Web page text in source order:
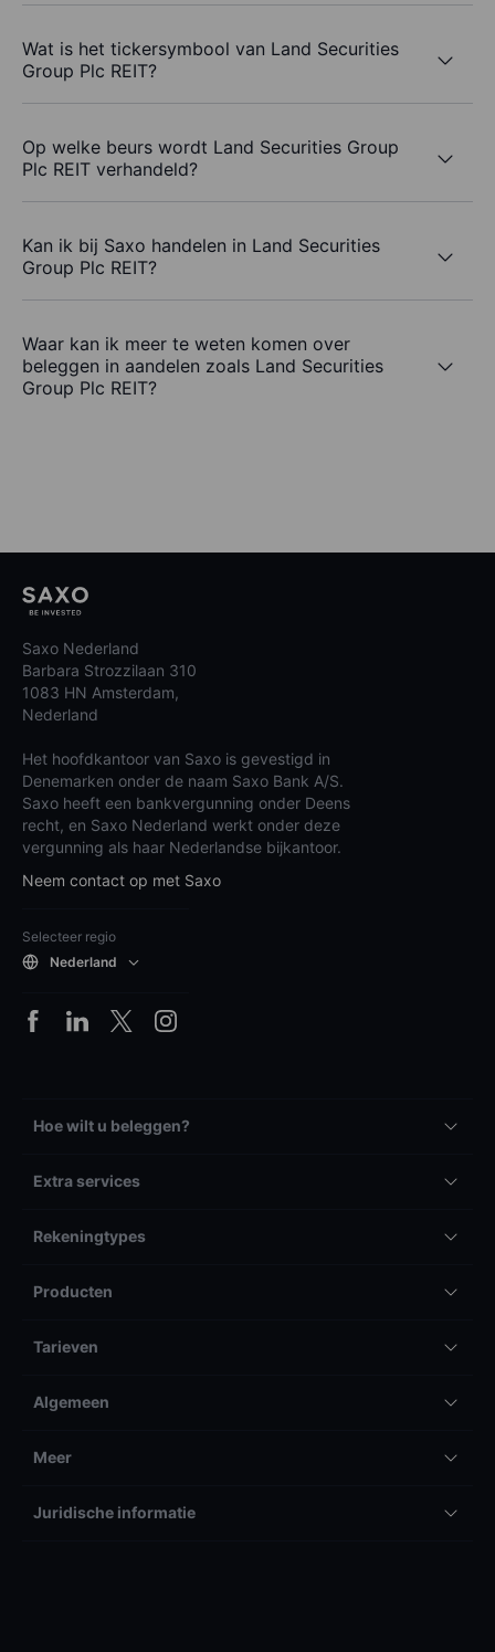
Wat is het tickersymbool van Land Securities
Group Plc REIT?
Op welke beurs wordt Land Securities Group
Plc REIT verhandeld?
Kan ik bij Saxo handelen in Land Securities
Group Plc REIT?
Waar kan ik meer te weten komen over
beleggen in aandelen zoals Land Securities
Group Plc REIT?
Saxo Nederland
Barbara Strozzilaan 310
1083 HN Amsterdam,
Nederland
Het hoofdkantoor van Saxo is gevestigd in
Denemarken onder de naam Saxo Bank A/S.
Saxo heeft een bankvergunning onder Deens
recht, en Saxo Nederland werkt onder deze
vergunning als haar Nederlandse bijkantoor.
Neem contact op met Saxo
Selecteer regio
Nederland
Hoe wilt u beleggen?
Extra services
Rekeningtypes
Producten
Tarieven
Algemeen
Meer
Juridische informatie